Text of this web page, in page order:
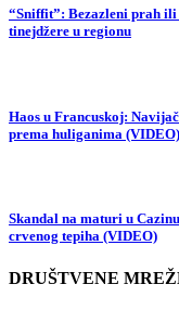
“Sniffit”: Bezazleni prah
tinejdžere u regionu
Haos u Francuskoj:
prema huliganima (VIDEO)
Skandal na maturi u
crvenog tepiha (VIDEO)
DRUŠTVENE